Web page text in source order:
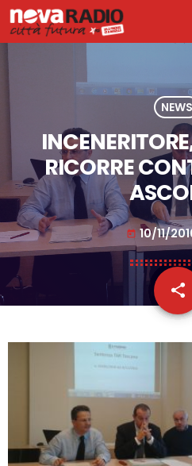
NEWS
RICORRE
today 10/11/
share
email